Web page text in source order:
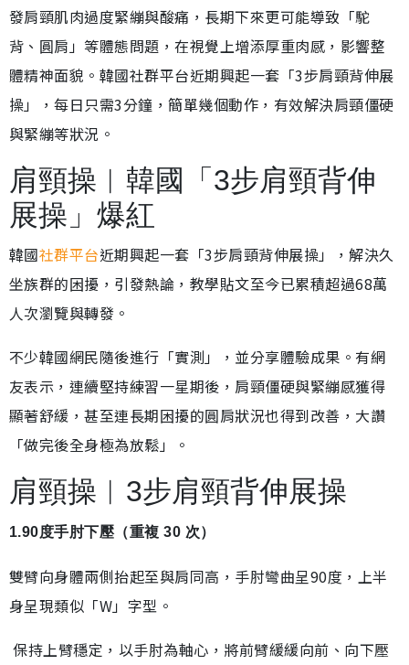
發肩頸肌肉過度緊繃與酸痛，長期下來更可能導致「駝
背、圓肩」等體態問題，在視覺上增添厚重肉感，影響整
體精神面貌。韓國社群平台近期興起一套「3步肩頸背伸展
操」，每日只需3分鐘，簡單幾個動作，有效解決肩頸僵硬
與緊繃等狀況。
肩頸操︱韓國「3步肩頸背伸
展操」爆紅
韓國社群平台近期興起一套「3步肩頸背伸展操」，解決久
坐族群的困擾，引發熱論，教學貼文至今已累積超過68萬
人次瀏覽與轉發。
不少韓國網民隨後進行「實測」，並分享體驗成果。有網
友表示，連續堅持練習一星期後，肩頸僵硬與緊繃感獲得
顯著舒緩，甚至連長期困擾的圓肩狀況也得到改善，大讚
「做完後全身極為放鬆」。
肩頸操︱3步肩頸背伸展操
1.90度手肘下壓（重複 30 次）
雙臂向身體兩側抬起至與肩同高，手肘彎曲呈90度，上半
身呈現類似「W」字型。
保持上臂穩定，以手肘為軸心，將前臂緩緩向前、向下壓